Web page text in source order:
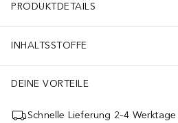
PRODUKTDETAILS
INHALTSSTOFFE
DEINE VORTEILE
Schnelle Lieferung 2–4